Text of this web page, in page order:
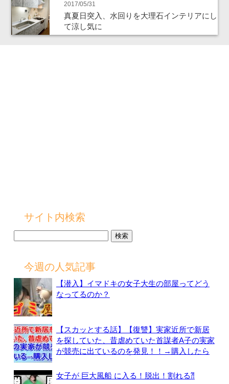
2017/05/31
真夏日突入、水回りを大理石インテリアにし
て涼し気に
サイト内検索
今週の人気記事
【潜入】イマドキの女子大生の部屋ってどう
なってるのか？
【スカッとする話】【復讐】実家近所で新居
を探していた、昔虐めていた首謀者A子の実家
が競売に出ているのを発見！！→購入したら
女子が 巨大風船 に入る！脱出！割れる⁈